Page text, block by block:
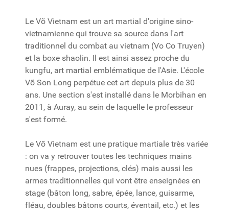
Le Võ Vietnam est un art martial d'origine sino-
vietnamienne qui trouve sa source dans l'art
traditionnel du combat au vietnam (Vo Co Truyen)
et la boxe shaolin. Il est ainsi assez proche du
kungfu, art martial emblématique de l'Asie. L'école
Võ Son Long perpétue cet art depuis plus de 30
ans. Une section s'est installé dans le Morbihan en
2011, à Auray, au sein de laquelle le professeur
s'est formé.
Le Võ Vietnam est une pratique martiale très variée
: on va y retrouver toutes les techniques mains
nues (frappes, projections, clés) mais aussi les
armes traditionnelles qui vont être enseignées en
stage (bâton long, sabre, épée, lance, guisarme,
fléau, doubles bâtons courts, éventail, etc.) et les